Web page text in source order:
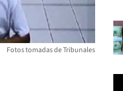
Fotos tomadas de Tribunales